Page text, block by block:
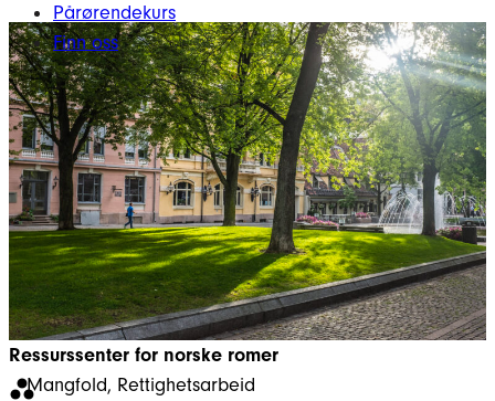
Pårørendekurs
Finn oss
Ressurssenter for norske romer
Mangfold, Rettighetsarbeid